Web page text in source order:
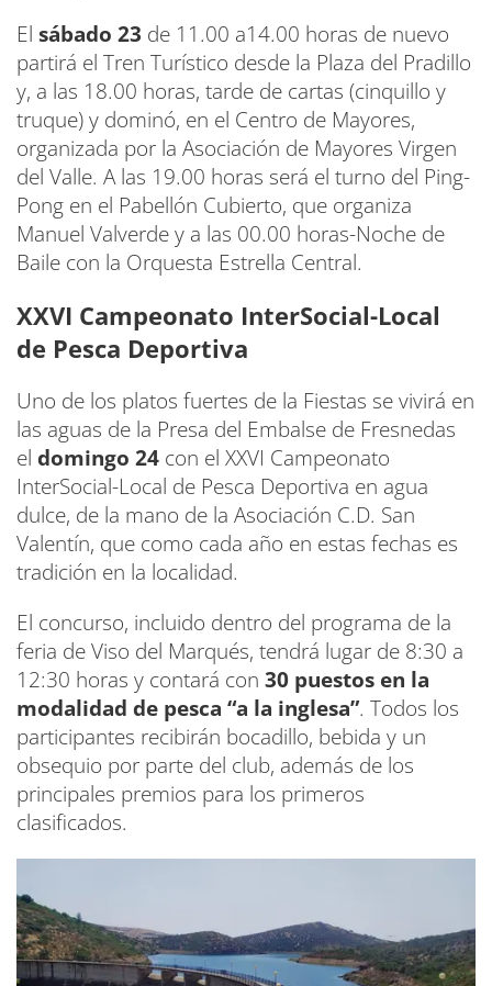
El sábado 23 de 11.00 a14.00 horas de nuevo
partirá el Tren Turístico desde la Plaza del Pradillo
y, a las 18.00 horas, tarde de cartas (cinquillo y
truque) y dominó, en el Centro de Mayores,
organizada por la Asociación de Mayores Virgen
del Valle. A las 19.00 horas será el turno del Ping-
Pong en el Pabellón Cubierto, que organiza
Manuel Valverde y a las 00.00 horas-Noche de
Baile con la Orquesta Estrella Central.
XXVI Campeonato InterSocial-Local
de Pesca Deportiva
Uno de los platos fuertes de la Fiestas se vivirá en
las aguas de la Presa del Embalse de Fresnedas
el domingo 24 con el XXVI Campeonato
InterSocial-Local de Pesca Deportiva en agua
dulce, de la mano de la Asociación C.D. San
Valentín, que como cada año en estas fechas es
tradición en la localidad.
El concurso, incluido dentro del programa de la
feria de Viso del Marqués, tendrá lugar de 8:30 a
12:30 horas y contará con 30 puestos en la
modalidad de pesca “a la inglesa”. Todos los
participantes recibirán bocadillo, bebida y un
obsequio por parte del club, además de los
principales premios para los primeros
clasificados.